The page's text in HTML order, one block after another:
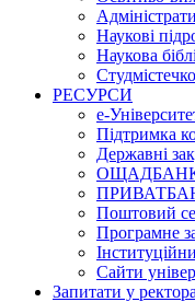
Наукові
Наукова
Студмістечко
РЕСУРСИ
е-
Підтримка
Державні
ОЩАДБАНК
Поштовий
Програмне
Сайти
Запитати у ректора